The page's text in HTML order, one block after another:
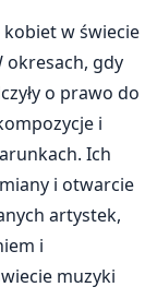
w świecie
okresach, gdy
o prawo do
i
Ich
i otwarcie
artystek,
i
muzyki